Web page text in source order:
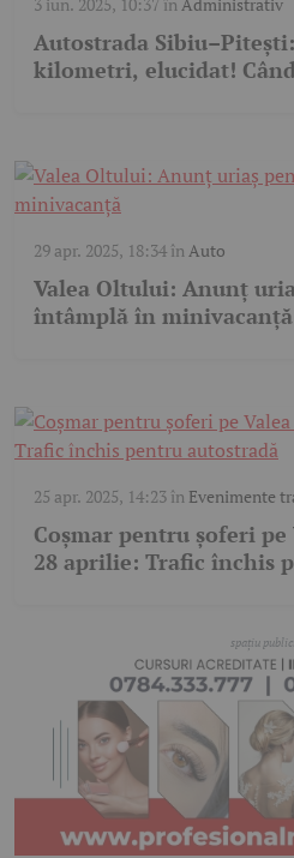
Autostrada
kilometri, elucidat!
29 apr. 2025, 18:34 în Auto
Valea Oltului: Anunț
întâmplă în minivacanță
25 apr. 2025, 14:23 în Evenimente
Coșmar pentru șoferi
28 aprilie: Trafic închis